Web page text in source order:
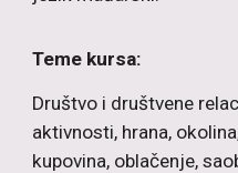
Teme kursa:
Društvo i društvene
aktivnosti, hrana,
kupovina, oblačenje,